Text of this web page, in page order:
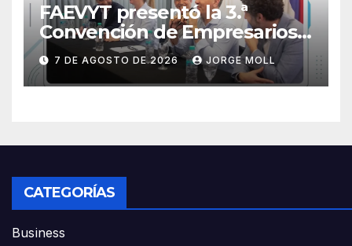
FAEVYT presentó la 3.ª
Convención de Empresarios
Jóvenes en Turismo, que se
realizará en Posadas los días
13 y 14 de noviembre
7 DE AGOSTO DE 2026 JORGE MOLL
CATEGORÍAS
Business